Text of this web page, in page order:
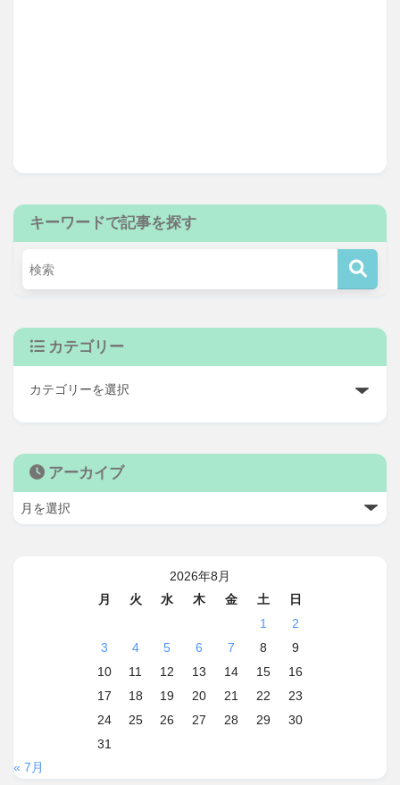
キーワードで記事を探す
カテゴリー
アーカイブ
2026年8月
月
火 水 木 金 土
日
1
2
3
4 5 6 7 8
9
10
11 12 13 14 15
16
17
18 19 20 21 22
23
24
25 26 27 28 29
30
31
« 7月